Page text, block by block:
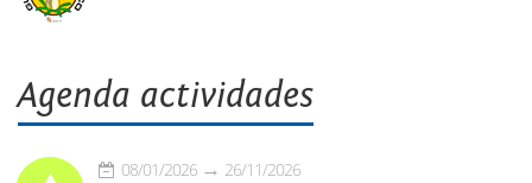
Agenda actividades
08/01/2026 26/11/2026